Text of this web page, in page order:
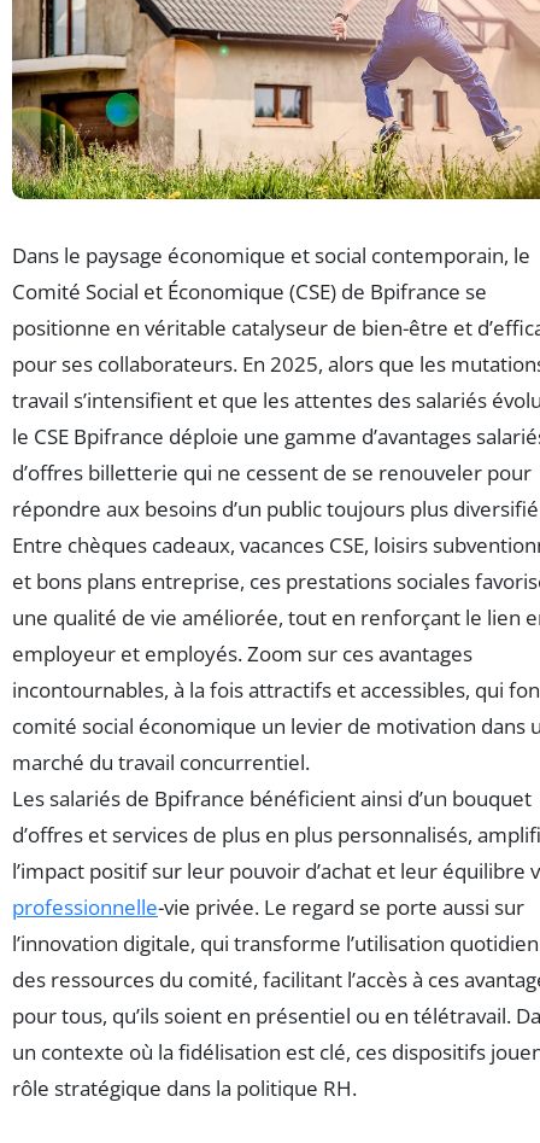
Dans le paysage économique et social contemporain, le
Comité Social et Économique (CSE) de Bpifrance se
positionne en véritable catalyseur de bien-être et
pour ses collaborateurs. En 2025, alors que les
travail s’intensifient et que les attentes des salariés
le CSE Bpifrance déploie une gamme d’avantages
d’offres billetterie qui ne cessent de se renouveler pour
répondre aux besoins d’un public toujours plus
Entre chèques cadeaux, vacances CSE, loisirs
et bons plans entreprise, ces prestations sociales
une qualité de vie améliorée, tout en renforçant le lien
employeur et employés. Zoom sur ces avantages
incontournables, à la fois attractifs et accessibles, qui
comité social économique un levier de motivation dans
marché du travail concurrentiel.
Les salariés de Bpifrance bénéficient ainsi d’un bouquet
d’offres et services de plus en plus personnalisés,
l’impact positif sur leur pouvoir d’achat et leur équilibre
professionnelle-vie privée. Le regard se porte aussi sur
l’innovation digitale, qui transforme l’utilisation
des ressources du comité, facilitant l’accès à ces
pour tous, qu’ils soient en présentiel ou en télétravail.
un contexte où la fidélisation est clé, ces dispositifs
rôle stratégique dans la politique RH.